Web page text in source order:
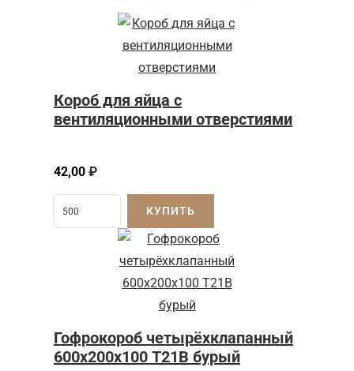
Короб для яйца с
вентиляционными отверстиями
42,00 ₽
КУПИТЬ
Гофрокороб четырёхклапанный
600х200х100 Т21В бурый